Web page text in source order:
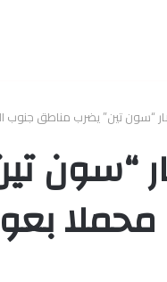
“سون تين” يضرب مناطق
“سون
محملا